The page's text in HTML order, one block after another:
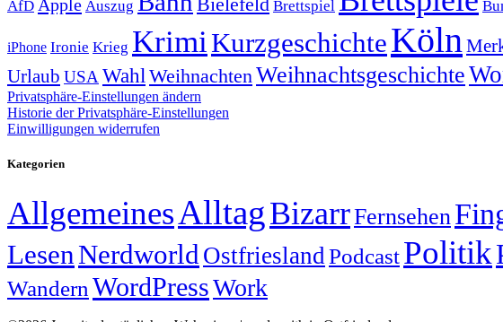
AfD Apple Auszug Brettspiel
iPhone Ironie Krieg Krimi KurzgeschichteKöln
Urlaub USA Wahl Weihnachten Weihnachtsgeschichte
Privatsphäre-Einstellungen ändern
Historie der Privatsphäre-Einstellungen
Einwilligungen widerrufen
Kategorien
AllgemeinesAlltagBizarrFernsehen
LesenNerdworld OstfrieslandPodcastPolitik
Wandern WordPressWork